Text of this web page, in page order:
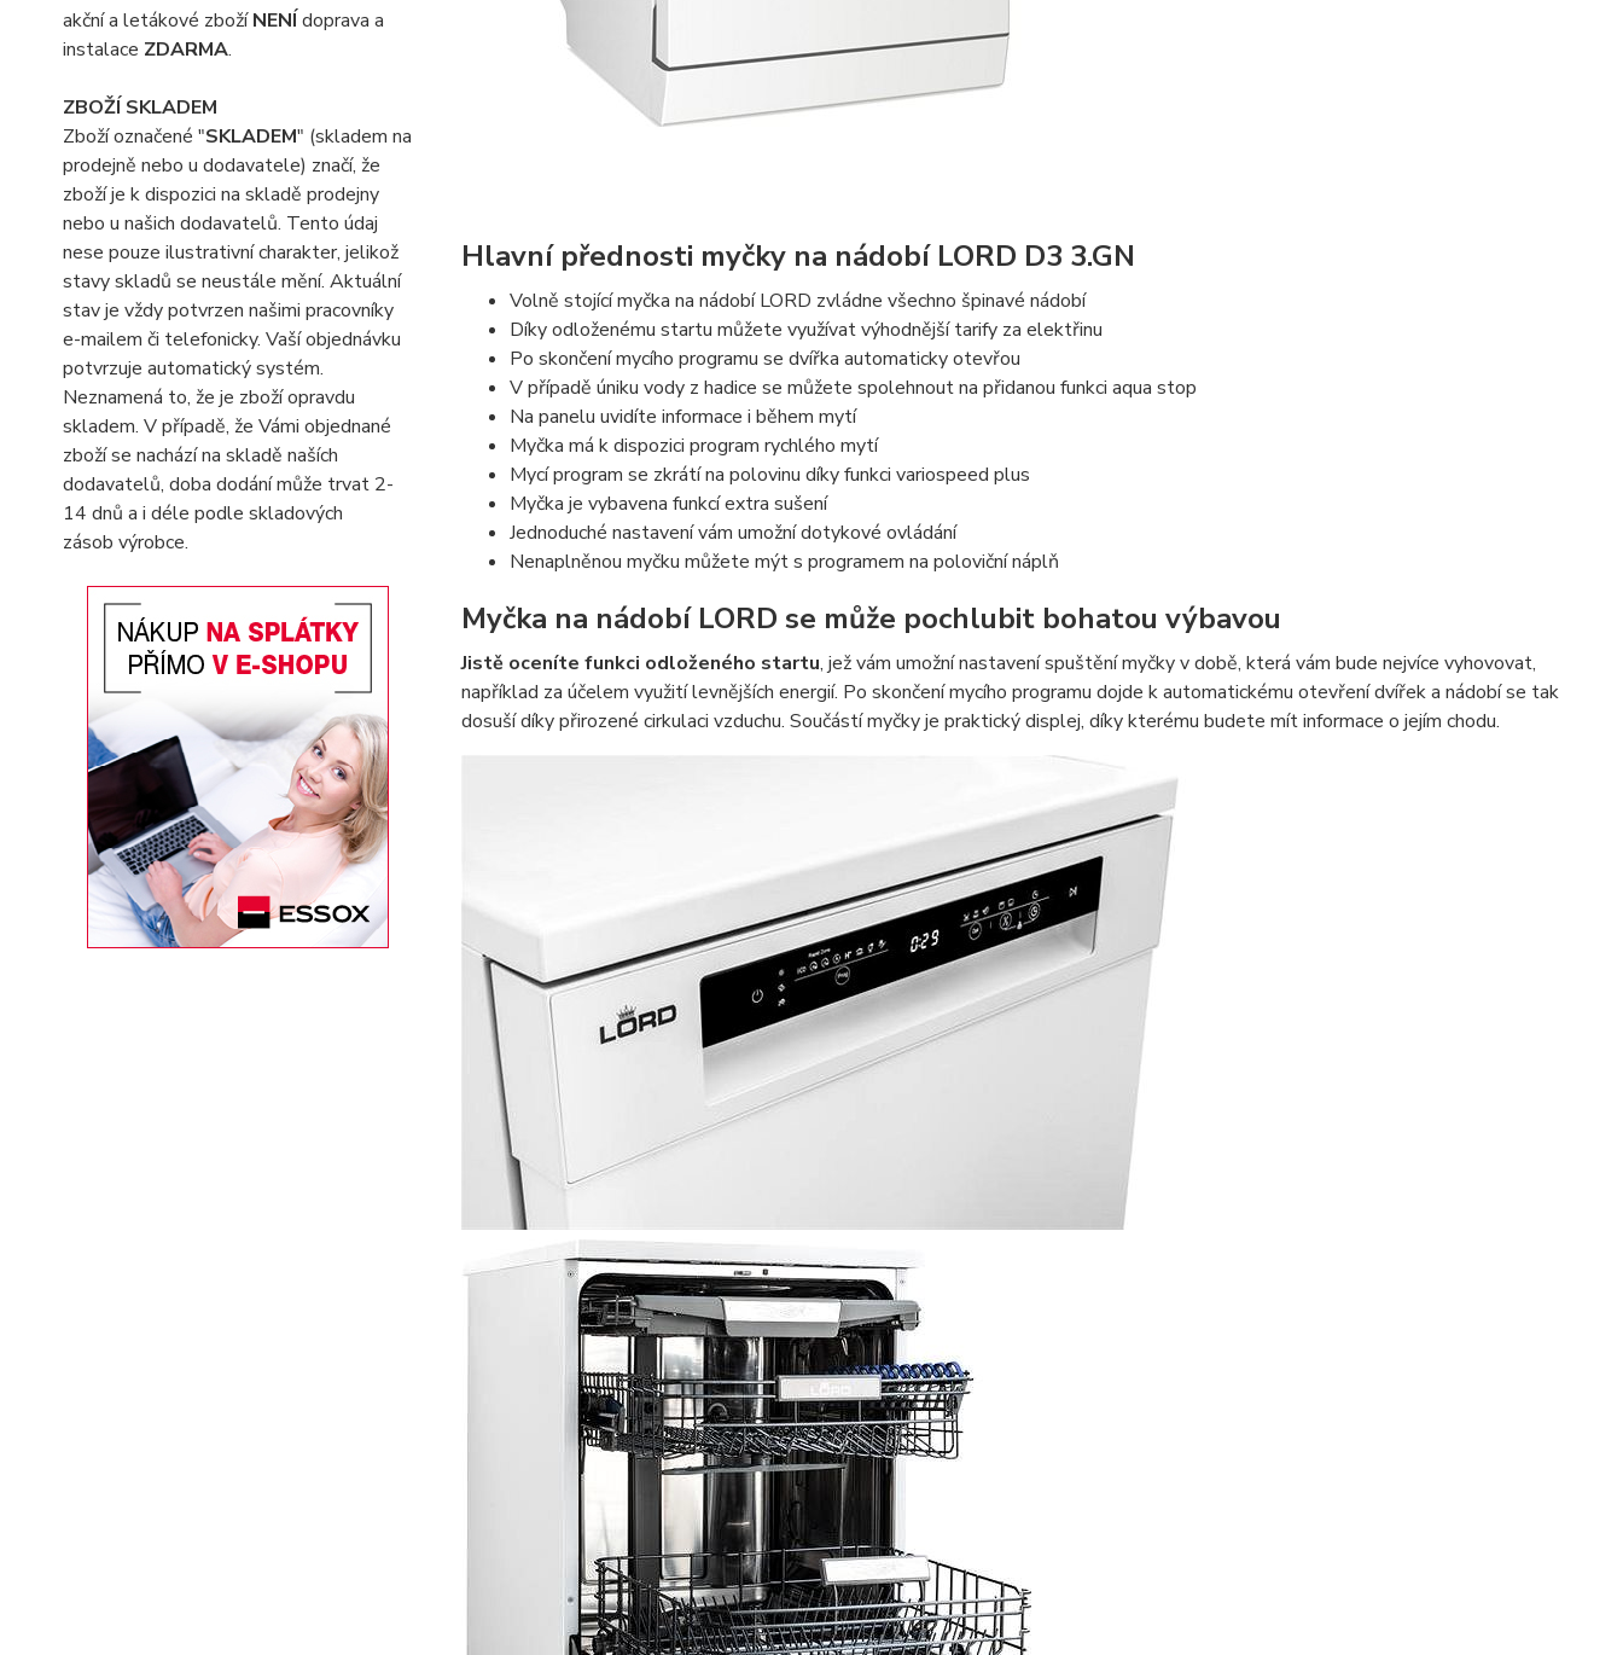
akční a letákové zbožíNENÍ doprava a
instalace ZDARMA.
ZBOŽÍ SKLADEM
Zboží označené "SKLADEM" (skladem na
prodejně nebo u dodavatele) značí, že
zboží je k dispozici na skladě prodejny
nebo u našich dodavatelů. Tento údaj
nese pouze ilustrativní charakter, jelikož
stavy skladů se neustále mění. Aktuální
stav je vždy potvrzen našimi pracovníky
e-mailem či telefonicky. Vaší objednávku
potvrzuje automatický systém.
Neznamená to, že je zboží opravdu
skladem. V případě, že Vámi objednané
zboží se nachází na skladě naších
dodavatelů, doba dodání může trvat 2-
14 dnů a i déle podle skladových
zásob výrobce.
Hlavní přednosti myčky na nádobí LORD D3 3.GN
Volně stojící myčka na nádobí LORD zvládne všechno špinavé nádobí
Díky odloženému startu můžete využívat výhodnější tarify za elektřinu
Po skončení mycího programu se dvířka automaticky otevřou
V případě úniku vody z hadice se můžete spolehnout na přidanou funkci aqua stop
Na panelu uvidíte informace i během mytí
Myčka má k dispozici program rychlého mytí
Mycí program se zkrátí na polovinu díky funkci variospeed plus
Myčka je vybavena funkcí extra sušení
Jednoduché nastavení vám umožní dotykové ovládání
Nenaplněnou myčku můžete mýt s programem na poloviční náplň
Myčka na nádobí LORD se může pochlubit bohatou výbavou
Jistě oceníte funkci odloženého startu, jež vám umožní nastavení spuštění myčky v době, která vám bude nejvíce vyhovovat,
například za účelem využití levnějších energií. Po skončení mycího programu dojde k automatickému otevření dvířek a nádobí se tak
dosuší díky přirozené cirkulaci vzduchu. Součástí myčky je praktický displej, díky kterému budete mít informace o jejím chodu.